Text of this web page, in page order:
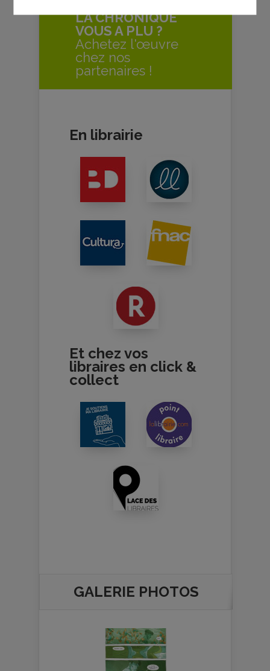
LA CHRONIQUE
VOUS A PLU ?
Achetez l'œuvre
chez nos
partenaires !
En librairie
Et chez vos
libraires en click &
collect
GALERIE PHOTOS